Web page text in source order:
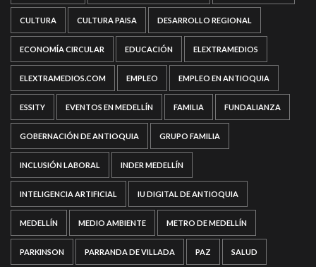
CULTURA CULTURA PAISA DESARROLLO REGIONAL
ECONOMÍA CIRCULAR EDUCACIÓN ELEXTRAMEDIOS
ELEXTRAMEDIOS.COM EMPLEO EMPLEO EN ANTIOQUIA
ESSITY EVENTOS EN MEDELLÍN FAMILIA FUNDALIANZA
GOBERNACIÓN DE ANTIOQUIA GRUPO FAMILIA
INCLUSIÓN LABORAL INDER MEDELLÍN
INTELIGENCIA ARTIFICIAL IU DIGITAL DE ANTIOQUIA
MEDELLÍN MEDIO AMBIENTE METRO DE MEDELLÍN
PARKINSON PARRANDA DE VILLADA PAZ SALUD